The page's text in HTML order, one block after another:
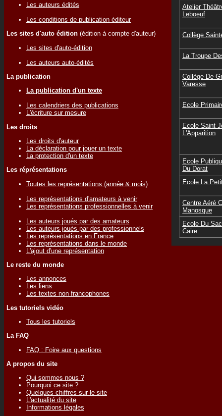
Les auteurs édités
Les conditions de publication éditeur
Les sites d'auto édition (édition à compte d'auteur)
Les sites d'auto-édition
Les auteurs auto-édités
La publication
La publication d'un texte
Les calendriers des publications
L'écriture sur mesure
Les droits
Les droits d'auteur
La déclaration pour jouer un texte
La protection d'un texte
Les réprésentations
Toutes les représentations (année & mois)
Les représentations d'amateurs à venir
Les représentations professionnelles à venir
Les auteurs joués par des amateurs
Les auteurs joués par des professionnels
Les représentations en France
Les représentations dans le monde
L'ajout d'une représentation
Le reste du monde
Les annonces
Les liens
Les textes non francophones
Les tutoriels vidéo
Tous les tutoriels
La FAQ
FAQ : Foire aux questions
A propos du site
Qui sommes nous ?
Pourquoi ce site ?
Quelques chiffres sur le site
L'actualité du site
Informations légales
Atelier
Leboeuf
Collège
La Troupe
Collège De
Varesse
Ecole
Ecole Saint
L'Apparition
Ecole
Du Dorat
Ecole La
Centre Aéré
Manosque
Ecole Du
Caire